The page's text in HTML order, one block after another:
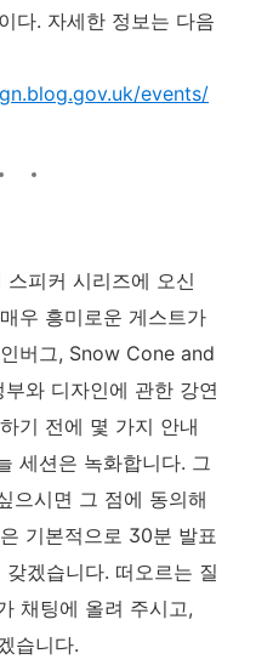
다. 자세한 정보는 다음
events/
피커 시리즈에 오신
우 흥미로운 게스트가
버그, Snow Cone and
와 디자인에 관한 강연
기 전에 몇 가지 안내
세션은 녹화합니다. 그
으시면 그 점에 동의해
기본적으로 30분 발표
겠습니다. 떠오르는 질
채팅에 올려 주시고,
습니다.